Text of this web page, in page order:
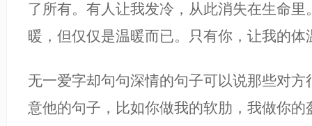
了所有。有人让我发冷，从此消失在生命里
暖，但仅仅是温暖而已。只有你，让我的
无一爱字却句句深情的句子可以说那些对方
意他的句子，比如你做我的软肋，我做你的